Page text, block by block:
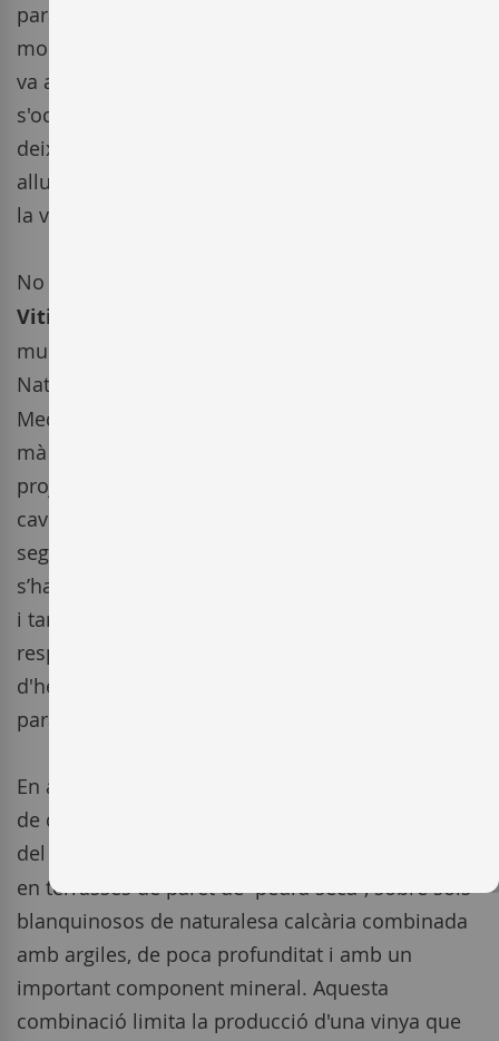
paralitzada per l'eclosió de la fil•loxera i la
modernització de la regió amb la indústria que
va absorbir la mà d'obra que anteriorment
s'ocupava al vinyer. A poc a poc, les terres van
deixar de conrear-se i fins i tot les més
allunyades de la propietat van ser ocupades per
la vegetació d'un bosc mediterrani.
No és fins a l'any 2001 que el celler
Viticultors del Montgrès
municipi de Sant Pere de Ribes en ple Parc
Natural del
Mediterrani, s’hi reprèn l'activitat vitivinícola de la
mà dels germans Manel i Joan Aviñó. Aquest
projecte es concep amb la idea d'elaborar vins i
caves de Can Ramón tal com s'havia fet antany,
seguint el calendari lunar que determina quan
s’han de començar les diferents tasques vitícoles
i també emprar-hi els conceptes agrícoles
respectuosos amb el medi ambient, sense usos
d'herbicides i pesticides, a més d'utilitzar-hi
paràmetres biodinàmics.
En aquesta regió amb pendents de fins a un 30%
de desnivell, els vinyers han ocupat als vessants
del
en terrasses de paret de “pedra seca”, sobre sòls
blanquinosos de naturalesa calcària combinada
amb argiles, de poca profunditat i amb un
important component mineral. Aquesta
combinació limita la producció d'una vinya que